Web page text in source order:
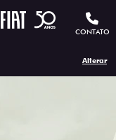
CONTATO
Alterar